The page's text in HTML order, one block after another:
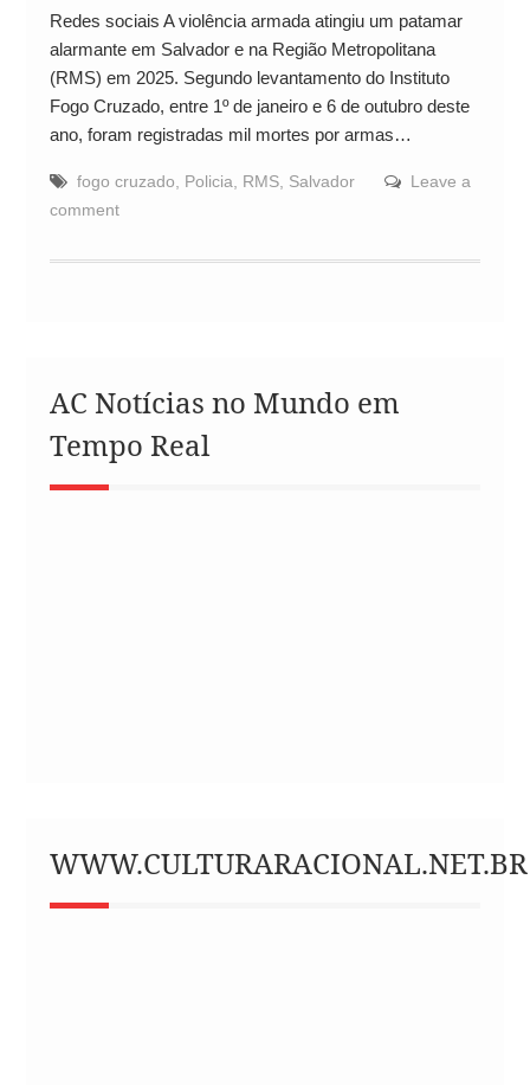
Redes sociais A violência armada atingiu um patamar
alarmante em Salvador e na Região Metropolitana
(RMS) em 2025. Segundo levantamento do Instituto
Fogo Cruzado, entre 1º de janeiro e 6 de outubro deste
ano, foram registradas mil mortes por armas…
fogo cruzado Policia RMS, Salvador
Leave a
comment
AC Notícias no Mundo em
Tempo Real
WWW.CULTURARACIONAL.NET.BR